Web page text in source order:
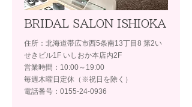
BRIDAL SALON ISHIOKA
住所：北海道帯広市西5条南13丁目8 第2い
せきビル1F いしおか本店内2F
営業時間：10:00～19:00
毎週木曜日定休（※祝日を除く）
電話番号：0155-24-0936